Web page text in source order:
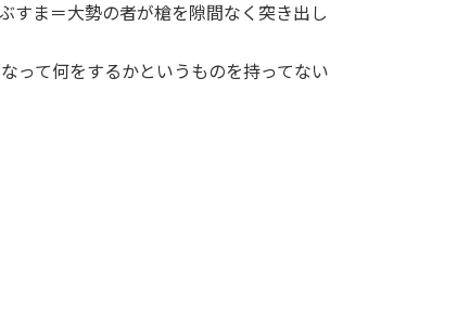
すま＝大勢の者が槍を隙間なく突き出し
って何をするかというものを持ってない